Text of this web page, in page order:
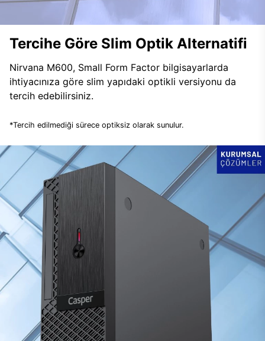
Tercihe Göre Slim Optik Alternatifi
Nirvana M600, Small Form Factor bilgisayarlarda
ihtiyacınıza göre slim yapıdaki optikli versiyonu da
tercih edebilirsiniz.
*Tercih edilmediği sürece optiksiz olarak sunulur.